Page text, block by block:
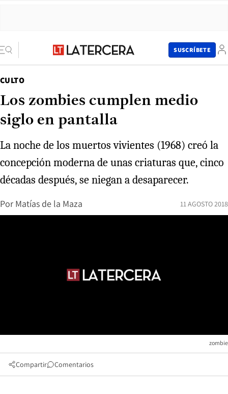
SUSCRÍBETE
CULTO
Los zombies cumplen medio
siglo en pantalla
La noche de los muertos vivientes (1968) creó la
concepción moderna de unas criaturas que, cinco
décadas después, se niegan a desaparecer.
Por Matías de la Maza 11 AGOSTO 2018
zombie
Compartir Comentarios